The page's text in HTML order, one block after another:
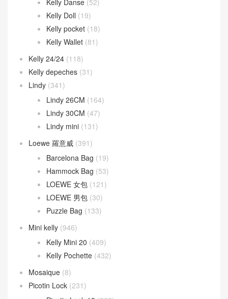
Kelly 25CM(728)
Kelly 28CM(350)
Kelly 32CM(55)
Kelly 35CM (6)
Kelly 40CM
Kelly Ado(21)
Kelly Cut
Kelly Danse (52)
Kelly Doll(19)
Kelly pocket(18)
Kelly 24/24
(118)
Kelly depeches (31)
(341)
Lindy 26CM(164)
Lindy 30CM (47)
Loewe 羅意威
(391)
Barcelona Bag (19)
LOEWE 女包
LOEWE 男包